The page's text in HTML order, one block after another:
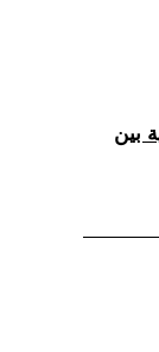
بين